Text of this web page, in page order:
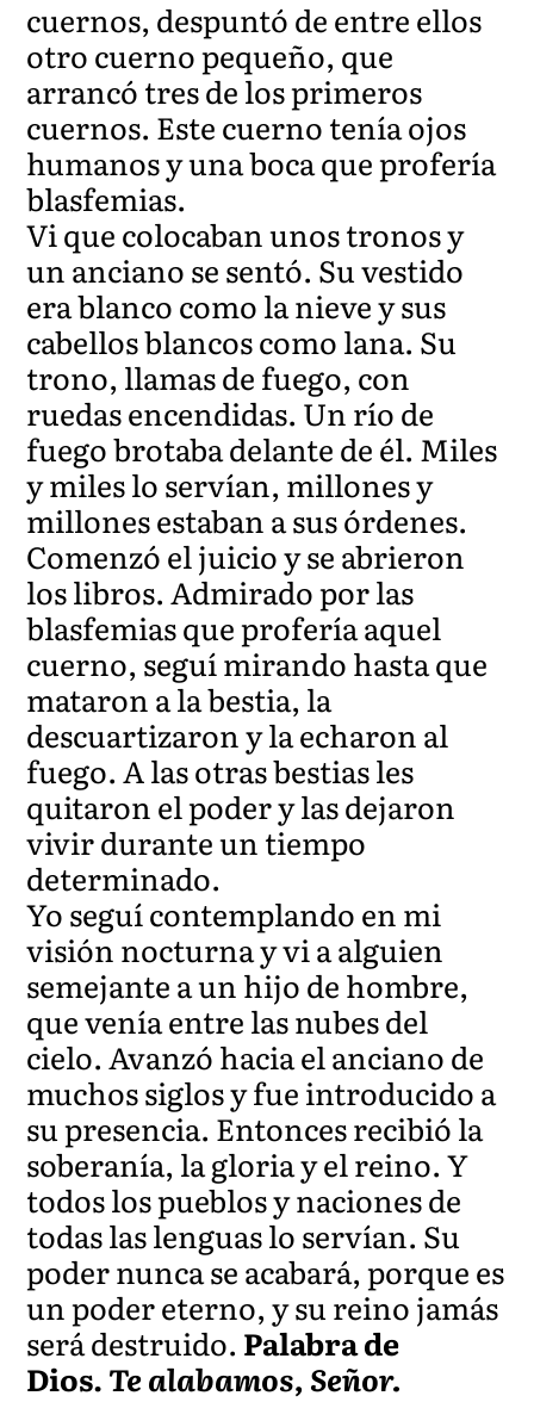
cuernos, despuntó de entre ellos
otro cuerno pequeño, que
arrancó tres de los primeros
cuernos. Este cuerno tenía ojos
humanos y una boca que profería
blasfemias.
Vi que colocaban unos tronos y
un anciano se sentó. Su vestido
era blanco como la nieve y sus
cabellos blancos como lana. Su
trono, llamas de fuego, con
ruedas encendidas. Un río de
fuego brotaba delante de él. Miles
y miles lo servían, millones y
millones estaban a sus órdenes.
Comenzó el juicio y se abrieron
los libros. Admirado por las
blasfemias que profería aquel
cuerno, seguí mirando hasta que
mataron a la bestia, la
descuartizaron y la echaron al
fuego. A las otras bestias les
quitaron el poder y las dejaron
vivir durante un tiempo
determinado.
Yo seguí contemplando en mi
visión nocturna y vi a alguien
semejante a un hijo de hombre,
que venía entre las nubes del
cielo. Avanzó hacia el anciano de
muchos siglos y fue introducido a
su presencia. Entonces recibió la
soberanía, la gloria y el reino. Y
todos los pueblos y naciones de
todas las lenguas lo servían. Su
poder nunca se acabará, porque es
un poder eterno, y su reino jamás
será destruido. Palabra de
Dios.Te alabamos, Señor.